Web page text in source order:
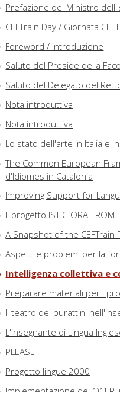
Prefazione del Ministro
CEFTrain Day / Giornata
Foreword / Introduzione
Saluto del Preside della
Saluto del Delegato del
Nota introduttiva
Nota introduttiva
Lo stato dell'arte in Italia e
The Common European
d'Idiomes in Catalonia
Improving Support for
Il progetto IST C-ORAL-
A Snapshot of the
Aspetti e problemi per la
Intelligenza collettiva e
Preparare materiali per i
Il teatro dei burattini
L'insegnante di Lingua
PLEASE
Progetto lingue 2000
Implementazione del QCER